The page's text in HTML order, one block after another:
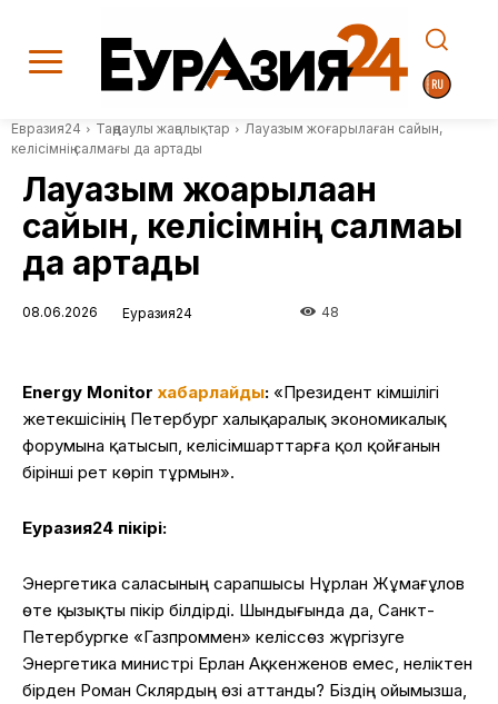
Евразия24 Таңдаулы жаңалықтар
Лауазым жоғарылаған сайын,
келісімнің салмағы да артады
Лауазым жоғарылаған
сайын, келісімнің салмағы
да артады
08.06.2026 Еуразия24 48
Energy Monitor хабарлайды: «Президент Әкімшілігі
жетекшісінің Петербург халықаралық экономикалық
форумына қатысып, келісімшарттарға қол қойғанын
бірінші рет көріп тұрмын».
Еуразия24 пікірі:
Энергетика саласының сарапшысы Нұрлан Жұмағұлов
өте қызықты пікір білдірді. Шындығында да, Санкт-
Петербургке «Газпроммен» келіссөз жүргізуге
Энергетика министрі Ерлан Ақкенженов емес, неліктен
бірден Роман Склярдың өзі аттанды? Біздің ойымызша,